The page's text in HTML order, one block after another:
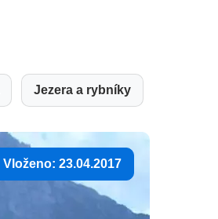
Jezera a rybníky
Vloženo: 23.04.2017